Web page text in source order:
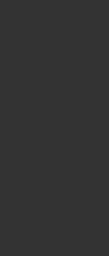
ДЛЯ ЛИЦА И ТЕЛА STATUS STICK